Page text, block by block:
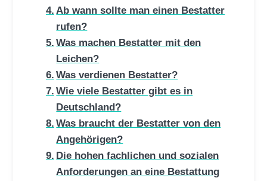
Ab wann sollte man einen Bestatter
rufen?
Was machen Bestatter mit den
Leichen?
Was verdienen Bestatter?
Wie viele Bestatter gibt es in
Deutschland?
Was braucht der Bestatter von den
Angehörigen?
Die hohen fachlichen und sozialen
Anforderungen an eine Bestattung